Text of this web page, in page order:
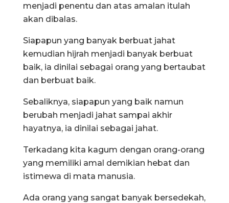
menjadi penentu dan atas amalan itulah
akan dibalas.
Siapapun yang banyak berbuat jahat
kemudian hijrah menjadi banyak berbuat
baik, ia dinilai sebagai orang yang bertaubat
dan berbuat baik.
Sebaliknya, siapapun yang baik namun
berubah menjadi jahat sampai akhir
hayatnya, ia dinilai sebagai jahat.
Terkadang kita kagum dengan orang-orang
yang memiliki amal demikian hebat dan
istimewa di mata manusia.
Ada orang yang sangat banyak bersedekah,